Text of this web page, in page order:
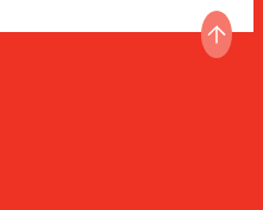
IR